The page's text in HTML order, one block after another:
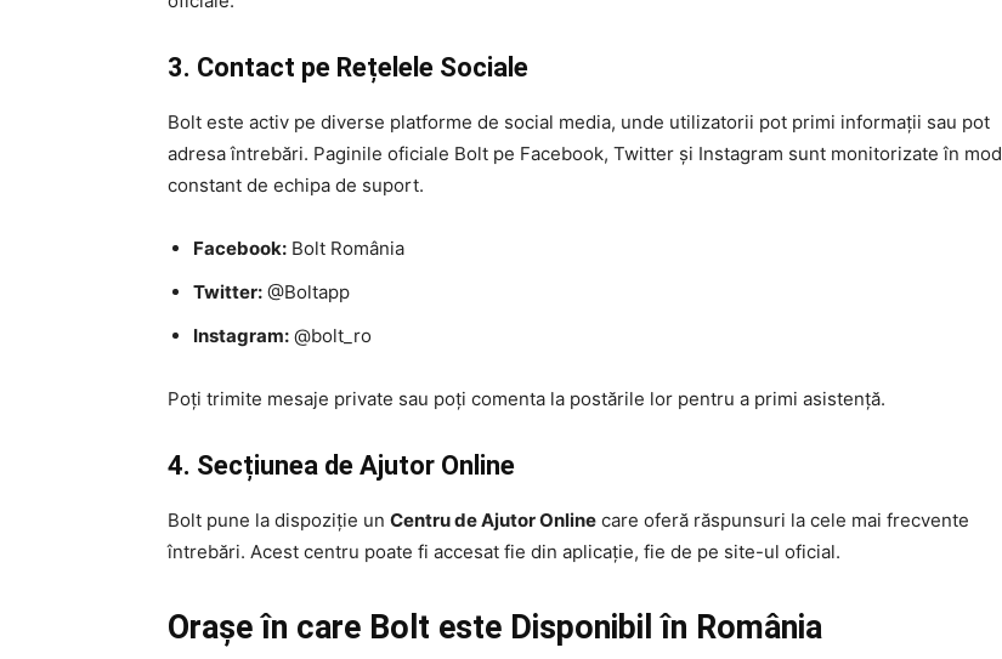
3. Contact pe Rețelele Sociale
Bolt este activ pe diverse platforme de social media, unde utilizatorii pot primi informații sau pot
adresa întrebări. Paginile oficiale Bolt pe Facebook, Twitter și Instagram sunt monitorizate în mod
constant de echipa de suport.
Facebook: Bolt România
Twitter: @Boltapp
Instagram: @bolt_ro
Poți trimite mesaje private sau poți comenta la postările lor pentru a primi asistență.
4. Secțiunea de Ajutor Online
Bolt pune la dispoziție un Centru de Ajutor Online care oferă răspunsuri la cele mai frecvente
întrebări. Acest centru poate fi accesat fie din aplicație, fie de pe site-ul oficial.
Orașe în care Bolt este Disponibil în România